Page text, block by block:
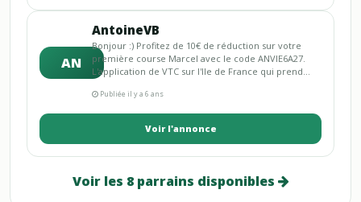
AN
AntoineVB
Bonjour :) Profitez de 10€ de réduction sur votre
première course Marcel avec le code ANVIE6A27.
L'application de VTC sur l'Ile de France qui prend...
Publiée il y a 6 ans
Voir l'annonce
Voir les 8 parrains disponibles